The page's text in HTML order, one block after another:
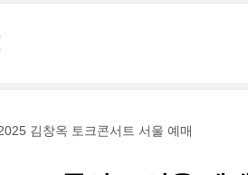
김창옥 토크콘서트 서울 예매